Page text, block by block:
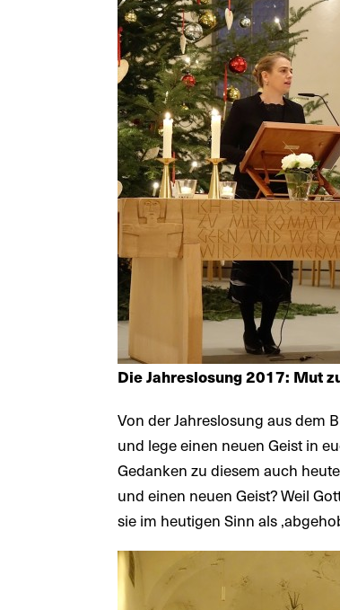
Die Jahreslosung 2017: Mut
Von der Jahreslosung aus dem
und lege einen neuen Geist in
Gedanken zu diesem auch
und einen neuen Geist? Weil
sie im heutigen Sinn als